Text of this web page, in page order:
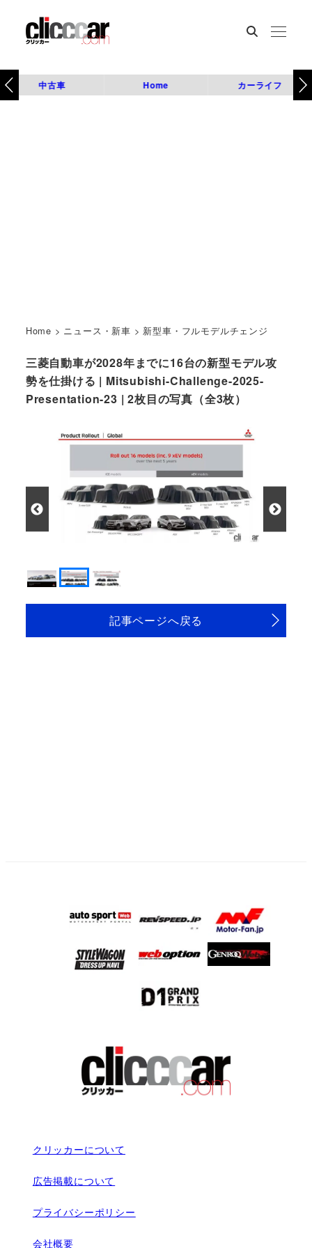
中古車 Home カーライフ
Home > ニュース・新車 > 新型車・フルモデルチェンジ
三菱自動車が2028年までに16台の新型モデル攻
勢を仕掛ける | Mitsubishi-Challenge-2025-
Presentation-23 | 2枚目の写真（全3枚）
記事ページへ戻る
クリッカーについて
広告掲載について
プライバシーポリシー
会社概要